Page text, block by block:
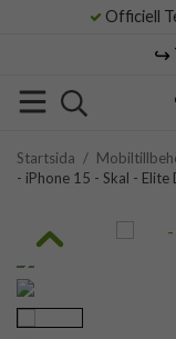
Officiell
↪️
Startsida /
- iPhone 15 - Skal -